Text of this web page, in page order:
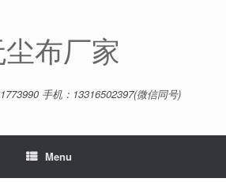
布厂家
手机：13316502397(微信同号)
Menu